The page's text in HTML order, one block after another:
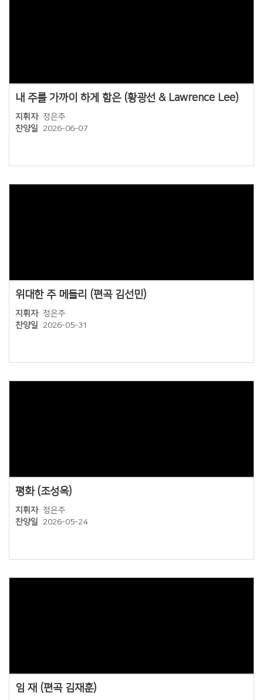
내 주를 가까이 하게 함은 (황광선 & Lawrence Lee)
지휘자 정은주
찬양일
2026-06-07
위대한 주 메들리 (편곡 김선민)
지휘자 정은주
찬양일
2026-05-31
평화 (조성옥)
지휘자 정은주
찬양일
2026-05-24
임 재 (편곡 김재훈)